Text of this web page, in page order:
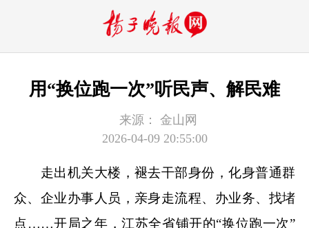
用“换位跑一次”听民声、解民难
来源：
金山网
2026-04-09 20:55:00
走出机关大楼，褪去干部身份，化身普通群
众、企业办事人员，亲身走流程、办业务、找堵
点……开局之年，江苏全省铺开的“换位跑一次”